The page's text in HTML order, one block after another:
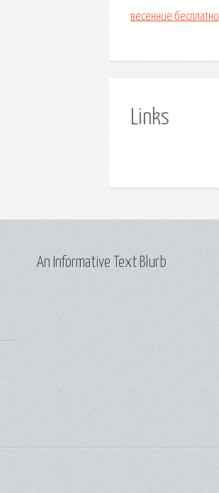
весенние бесплатно
Links
An Informative Text Blurb